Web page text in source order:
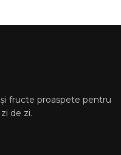
fructe proaspete pentru
de zi.